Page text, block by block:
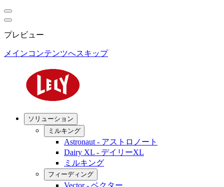
プレビュー
メインコンテンツへスキップ
ソリューション
ミルキング
Astronaut - アストロノート
Dairy XL - デイリーXL
ミルキング
フィーディング
Vector - ベクター